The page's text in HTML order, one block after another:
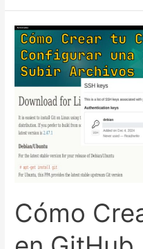
múltiples
claves
SSH
para
GNU/Linux
–
Debian
12
Cómo